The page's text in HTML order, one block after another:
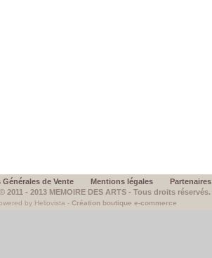
de Vente Mentions légales
Partenaires
2011 - 2013 MEMOIRE DES ARTS - Tous droits réservés.
by Heliovista - Création boutique e-commerce